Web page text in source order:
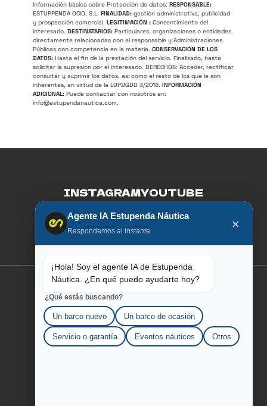
Información básica sobre Protección de datos: RESPONSABLE:
ESTUPPENDA OCIO, S.L. FINALIDAD: gestión administrativa, publicidad
y prospección comercial. LEGITIMACIÓN : Consentimiento del
interesado. DESTINATARIOS: Particulares, organizaciones o entidades
directamente relacionadas con el responsable y Administraciones
Públicas con competencia en la materia. CONSERVACIÓN DE LOS
DATOS: Hasta el fin de la prestación del servicio. Finalizado, hasta
solicitar la supresión por el interesado. DERECHOS: Acceder, rectificar
consultar y suprimir los datos, así como el resto de los que le son
inherentes, en virtud de la LOPDGDD 3/2018. INFORMACIÓN
ADICIONAL: Puede contactar con nosotros en:
info@estupendanautica.com.
INSTAGRAMYOUTUBE
FACEBOOKLINKEDIN
SOBRE AQUILA
LOS ESTUPENDOS
Agente IA Estupenda Náutica
Respondemos al instante ×
¡Hola! Soy el agente IA de Estupenda
Náutica. ¿En qué puedo ayudarte hoy?
¿Qué estás buscando?
Un barco nuevo Un barco de ocasión
Servicio o garantía Eventos náuticos Otros